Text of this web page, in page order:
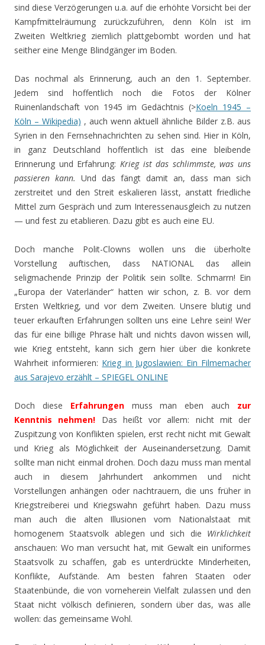
sind diese Verzögerungen u.a. auf die erhöhte Vorsicht bei der
Kampfmittelräumung zurückzuführen, denn Köln ist im
Zweiten Weltkrieg ziemlich plattgebombt worden und hat
seither eine Menge Blindgänger im Boden.
Das nochmal als Erinnerung, auch an den 1. September.
Jedem sind hoffentlich noch die Fotos der Kölner
Ruinenlandschaft von 1945 im Gedächtnis (>Koeln 1945 –
Köln – Wikipedia) , auch wenn aktuell ähnliche Bilder z.B. aus
Syrien in den Fernsehnachrichten zu sehen sind. Hier in Köln,
in ganz Deutschland hoffentlich ist das eine bleibende
Erinnerung und Erfahrung: Krieg ist das schlimmste, was uns
passieren kann. Und das fängt damit an, dass man sich
zerstreitet und den Streit eskalieren lässt, anstatt friedliche
Mittel zum Gespräch und zum Interessenausgleich zu nutzen
— und fest zu etablieren. Dazu gibt es auch eine EU.
Doch manche Polit-Clowns wollen uns die überholte
Vorstellung auftischen, dass NATIONAL das allein
seligmachende Prinzip der Politik sein sollte. Schmarrn! Ein
„Europa der Vaterländer“ hatten wir schon, z. B. vor dem
Ersten Weltkrieg, und vor dem Zweiten. Unsere blutig und
teuer erkauften Erfahrungen sollten uns eine Lehre sein! Wer
das für eine billige Phrase hält und nichts davon wissen will,
wie Krieg entsteht, kann sich gern hier über die konkrete
Wahrheit informieren: Krieg in Jugoslawien: Ein Filmemacher
aus Sarajevo erzählt – SPIEGEL ONLINE
Doch diese Erfahrungenmuss man eben auch zur
Kenntnis nehmen! Das heißt vor allem: nicht mit der
Zuspitzung von Konflikten spielen, erst recht nicht mit Gewalt
und Krieg als Möglichkeit der Auseinandersetzung. Damit
sollte man nicht einmal drohen. Doch dazu muss man mental
auch in diesem Jahrhundert ankommen und nicht
Vorstellungen anhängen oder nachtrauern, die uns früher in
Kriegstreiberei und Kriegswahn geführt haben. Dazu muss
man auch die alten Illusionen vom Nationalstaat mit
homogenem Staatsvolk ablegen und sich die Wirklichkeit
anschauen: Wo man versucht hat, mit Gewalt ein uniformes
Staatsvolk zu schaffen, gab es unterdrückte Minderheiten,
Konflikte, Aufstände. Am besten fahren Staaten oder
Staatenbünde, die von vorneherein Vielfalt zulassen und den
Staat nicht völkisch definieren, sondern über das, was alle
wollen: das gemeinsame Wohl.